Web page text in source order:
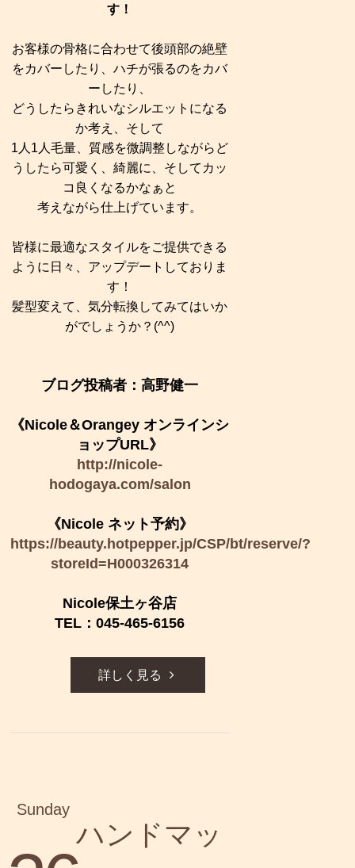
す！
お客様の骨格に合わせて後頭部の絶壁
をカバーしたり、ハチが張るのをカバ
ーしたり、
どうしたらきれいなシルエットになる
か考え、そして
1人1人毛量、質感を微調整しながらど
うしたら可愛く、綺麗に、そしてカッ
コ良くなるかなぁと
考えながら仕上げています。
皆様に最適なスタイルをご提供できる
ように日々、アップデートしておりま
す！
髪型変えて、気分転換してみてはいか
がでしょうか？(^^)
ブログ投稿者：高野健一
《Nicole＆Orangey オンラインシ
ョップURL》
http://nicole-
hodogaya.com/salon
《Nicole ネット予約》
https://beauty.hotpepper.jp/CSP/bt/reserve/?
storeId=H000326314
Nicole保土ヶ谷店
TEL：045-465-6156
詳しく見る
Sunday
ハンドマッ